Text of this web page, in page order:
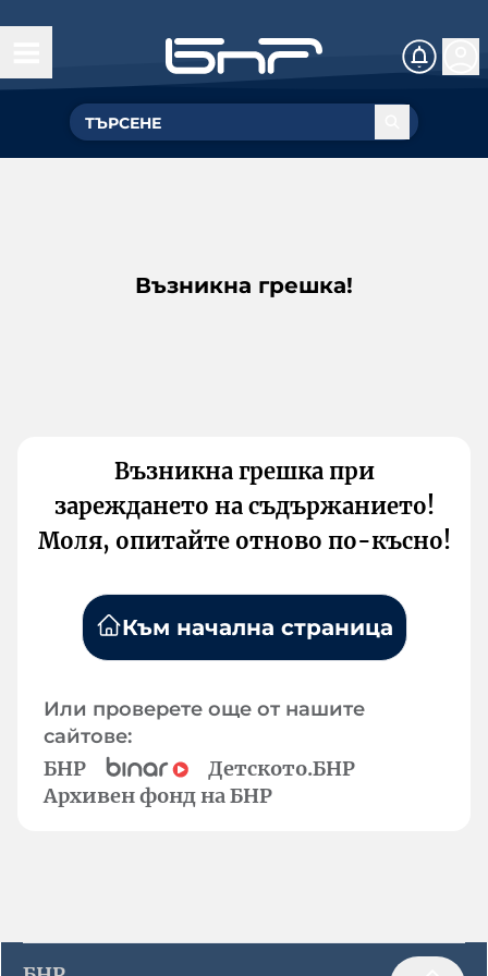
Възникна грешка!
Възникна грешка при
зареждането на съдържанието!
Моля, опитайте отново по-късно!
Към начална страница
Или проверете още от нашите
сайтове:
БНР
Детското.БНР
Архивен фонд на БНР